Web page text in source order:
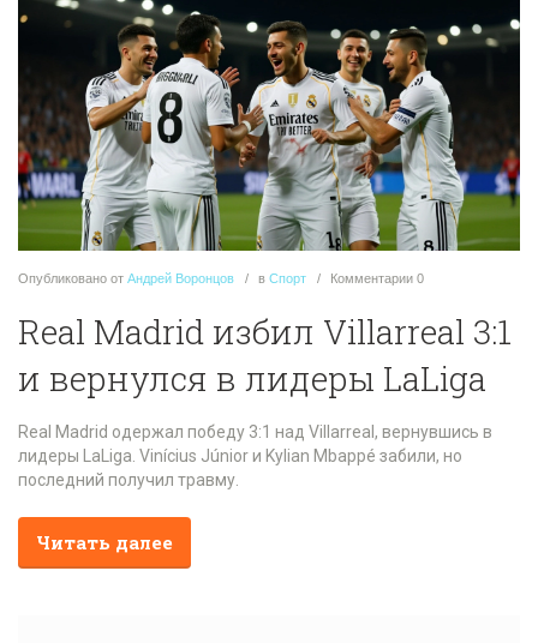
Опубликовано от Андрей Воронцов в Спорт Комментарии 0
Real Madrid избил Villarreal 3:1
и вернулся в лидеры LaLiga
Real Madrid одержал победу 3:1 над Villarreal, вернувшись в
лидеры LaLiga. Vinícius Júnior и Kylian Mbappé забили, но
последний получил травму.
Читать далее